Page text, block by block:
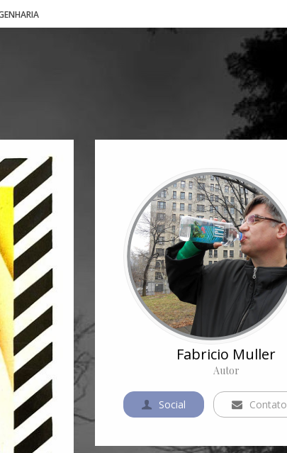
Fabricio Muller
Autor
Social Contato